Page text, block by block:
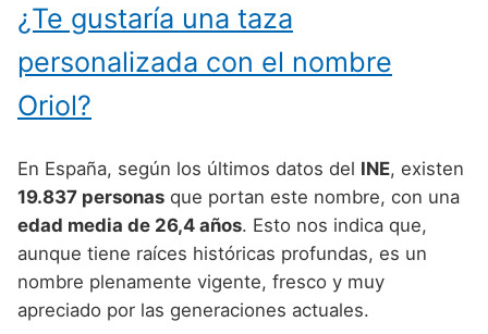
Nombres de niño que empiezan por J
Nombres de niño que empiezan por K
Nombres de niño que empiezan por N
Nombres de niño que empiezan por O
Nombres de niño que empiezan por P
Nombres de niño que empiezan por Q
Nombres de Niño Extremeños
Nombres de Niño Gallegos
Nombres de Niño Navarros
Nombres de Niño Riojanos
Nombres de Niño Valencianos
Nombres de Niño Vascos
Nombres de Niño Ingleses
Nombres de Niño Italianos
Nombres de Niño Judíos
Nombres de Niño Marroquíes
Nombres de Niño Portugueses
Nombres de Niño Rumanos
¿Te gustaría una taza
personalizada con el nombre
Oriol?
En España, según los últimos datos del INE, existen
19.837 personas que portan este nombre, con una
edad media de 26,4 años. Esto nos indica que,
aunque tiene raíces históricas profundas, es un
nombre plenamente vigente, fresco y muy
apreciado por las generaciones actuales.